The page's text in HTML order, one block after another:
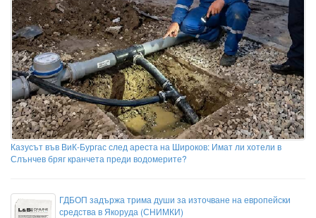
Казусът във ВиК-Бургас след ареста на Широков: Имат ли хотели в
Слънчев бряг кранчета преди водомерите?
ГДБОП задържа трима души за източване на европейски
средства в Якоруда (СНИМКИ)